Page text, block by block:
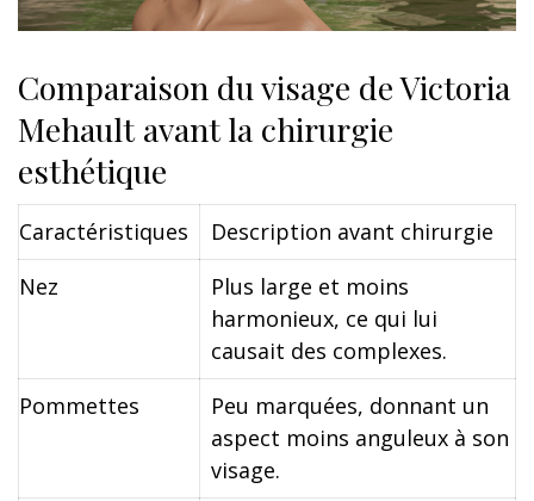
Comparaison du visage de Victoria
Mehault avant la chirurgie
esthétique
Caractéristiques
Description avant chirurgie
Nez
Plus large et moins
harmonieux, ce qui lui
causait des complexes.
Pommettes
Peu marquées, donnant un
aspect moins anguleux à son
visage.